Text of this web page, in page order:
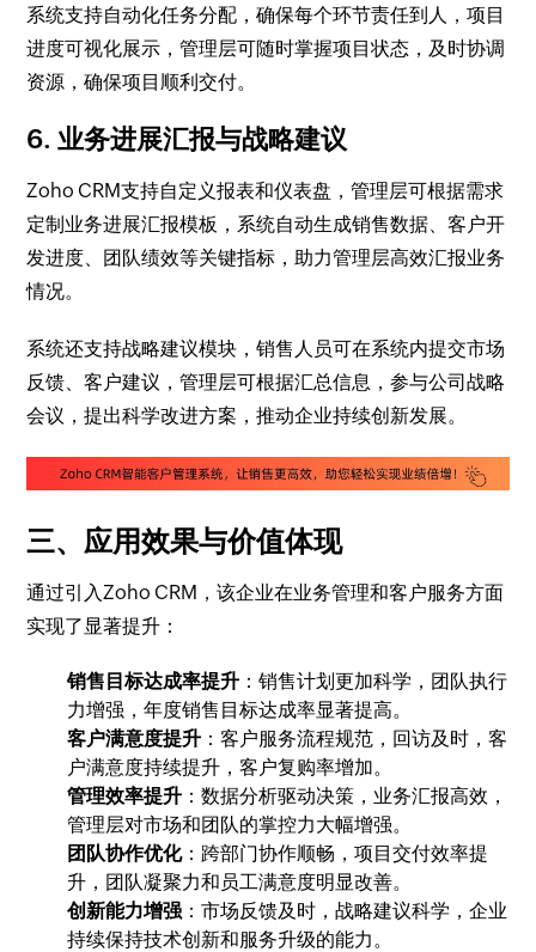
系统支持自动化任务分配，确保每个环节责任到人，项目
进度可视化展示，管理层可随时掌握项目状态，及时协调
资源，确保项目顺利交付。
6. 业务进展汇报与战略建议
Zoho CRM支持自定义报表和仪表盘，管理层可根据需求
定制业务进展汇报模板，系统自动生成销售数据、客户开
发进度、团队绩效等关键指标，助力管理层高效汇报业务
情况。
系统还支持战略建议模块，销售人员可在系统内提交市场
反馈、客户建议，管理层可根据汇总信息，参与公司战略
会议，提出科学改进方案，推动企业持续创新发展。
三、应用效果与价值体现
通过引入Zoho CRM，该企业在业务管理和客户服务方面
实现了显著提升：
销售目标达成率提升 ：销售计划更加科学，团队执行
力增强，年度销售目标达成率显著提高。
客户满意度提升 ：客户服务流程规范，回访及时，客
户满意度持续提升，客户复购率增加。
管理效率提升 ：数据分析驱动决策，业务汇报高效，
管理层对市场和团队的掌控力大幅增强。
团队协作优化：跨部门协作顺畅，项目交付效率提
升，团队凝聚力和员工满意度明显改善。
创新能力增强 ：市场反馈及时，战略建议科学，企业
持续保持技术创新和服务升级的能力。